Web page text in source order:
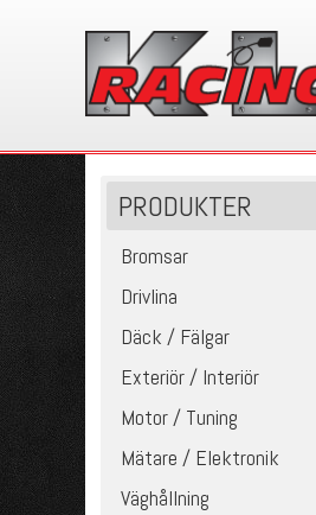
PRODUKTER
Bromsar
Drivlina
Däck / Fälgar
Exteriör / Interiör
Motor / Tuning
Mätare / Elektronik
Väghållning